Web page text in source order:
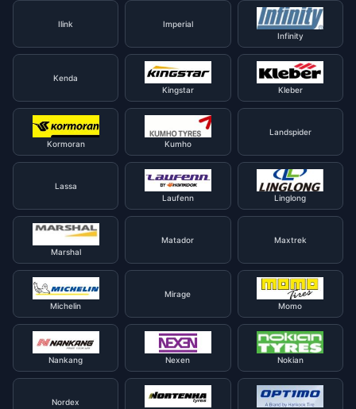
Ilink
Imperial
Infinity
Kenda
Kingstar
Kleber
Kormoran Kumho
Landspider
Lassa
Laufenn
Linglong
Marshal
Matador Maxtrek
Michelin
Mirage
Momo
Nankang Nexen Nokian
Nordex